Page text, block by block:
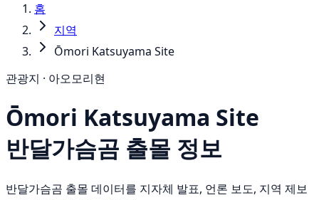
홈
지역
Ōmori Katsuyama Site
관광지 · 아오모리현
Ōmori Katsuyama Site
반달가슴곰 출몰 정보
반달가슴곰 출몰 데이터를 지자체 발표, 언론 보도, 지역 제보